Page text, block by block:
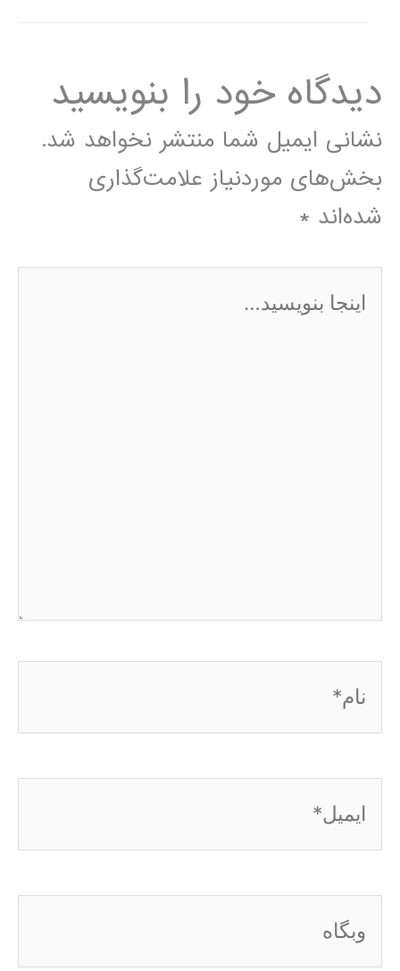
دیدگاه‌ خود را بنویسید
نشانی ایمیل شما منتشر نخواهد شد.
بخش‌های موردنیاز علامت‌گذاری
شده‌اند *
اینجا
بنویسید…
ایمیل*
وبگاه